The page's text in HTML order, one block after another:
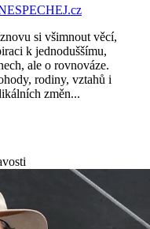
si všimnout věcí,
k jednoduššímu,
ale o rovnováze.
rodiny, vztahů i
změn...